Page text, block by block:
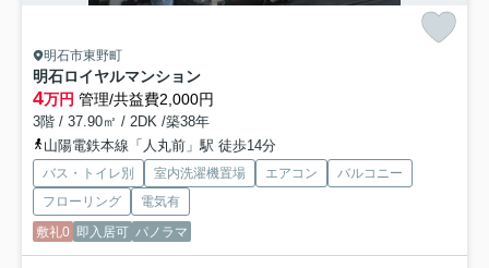
明石市東野町
明石ロイヤルマンション
4万円 管理/共益費2,000円
3階 / 37.90㎡ / 2DK /築38年
山陽電鉄本線「人丸前」駅 徒歩14分
バス・トイレ別 室内洗濯機置場 エアコン
バルコニー
フローリング
電気有
敷礼0 即入居可 パノラマ